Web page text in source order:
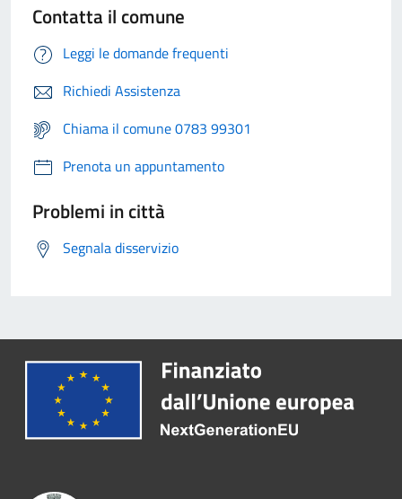
Contatta il comune
Leggi le domande frequenti
Richiedi Assistenza
Chiama il comune 0783 99301
Prenota un appuntamento
Problemi in città
Segnala disservizio